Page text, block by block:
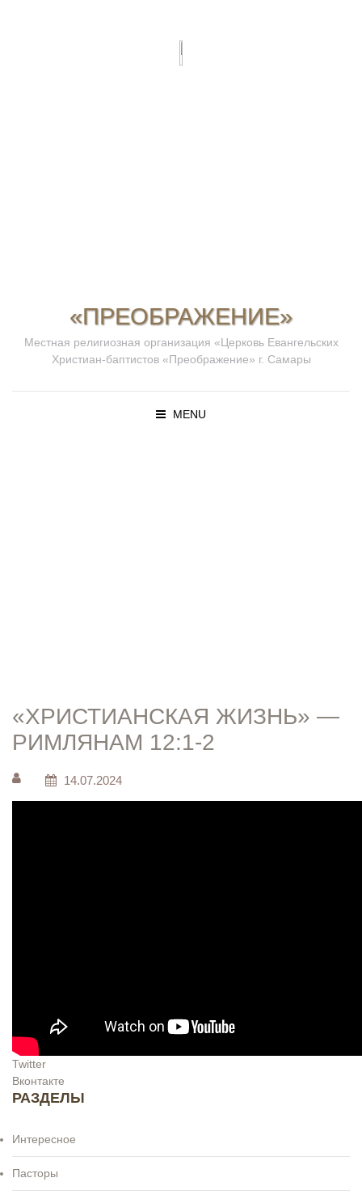
«ПРЕОБРАЖЕНИЕ»
Местная религиозная организация «Церковь Евангельских
Христиан-баптистов «Преображение» г. Самары
MENU
«ХРИСТИАНСКАЯ ЖИЗНЬ» —
РИМЛЯНАМ 12:1-2
14.07.2024
Twitter
Вконтакте
РАЗДЕЛЫ
Интересное
Пасторы